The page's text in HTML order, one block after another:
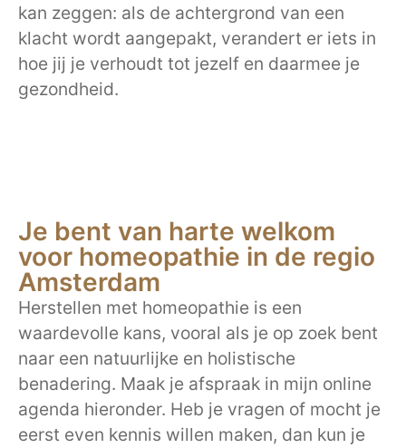
kan zeggen: als de achtergrond van een
klacht wordt aangepakt, verandert er iets in
hoe jij je verhoudt tot jezelf en daarmee je
gezondheid.
Je bent van harte welkom
voor homeopathie in de regio
Amsterdam
Herstellen met homeopathie is een
waardevolle kans, vooral als je op zoek bent
naar een natuurlijke en holistische
benadering. Maak je afspraak in mijn online
agenda hieronder. Heb je vragen of mocht je
eerst even kennis willen maken, dan kun je